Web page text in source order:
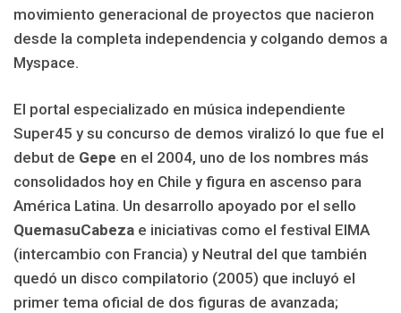
movimiento generacional de proyectos que nacieron
desde la completa independencia y colgando demos a
Myspace.
El portal especializado en música independiente
Super45 y su concurso de demos viralizó lo que fue el
debut de Gepe en el 2004, uno de los nombres más
consolidados hoy en Chile y figura en ascenso para
América Latina. Un desarrollo apoyado por el sello
QuemasuCabeza e iniciativas como el festival EIMA
(intercambio con Francia) y Neutral del que también
quedó un disco compilatorio (2005) que incluyó el
primer tema oficial de dos figuras de avanzada;